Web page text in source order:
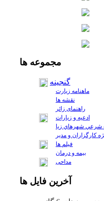
مجموعه ها
گنجینه
ماهنامه زیارت
نقشه ها
راهنمای زائر
ادعیه و زیارات
فيلم ها
بیمه و درمان
مداحی
آخرين فايل ها